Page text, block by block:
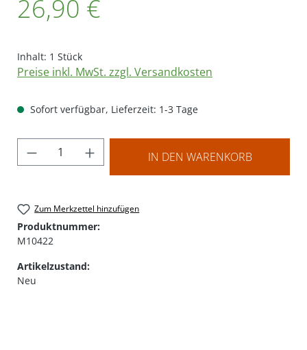
26,90 €
Inhalt: 1 Stück
Preise inkl. MwSt. zzgl. Versandkosten
Sofort verfügbar, Lieferzeit: 1-3 Tage
Produkt Anzahl: Gib den gewünschten
IN DEN WARENKORB
Zum Merkzettel hinzufügen
Produktnummer:
M10422
Artikelzustand:
Neu